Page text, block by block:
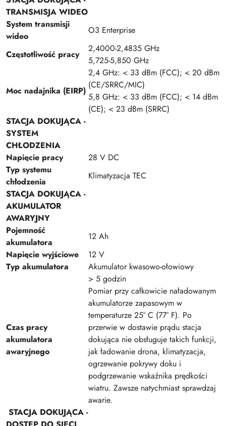
TRANSMISJA WIDEO
System transmisji
wideo
O3 Enterprise
Częstotliwość pracy
2,4000-2,4835 GHz
5,725-5,850 GHz
Moc nadajnika (EIRP)
2,4 GHz: < 33 dBm (FCC); < 20 dBm
(CE/SRRC/MIC)
5,8 GHz: < 33 dBm (FCC); < 14 dBm
(CE); < 23 dBm (SRRC)
STACJA DOKUJĄCA -
SYSTEM
CHŁODZENIA
Napięcie pracy
28 V DC
Typ systemu
chłodzenia
Klimatyzacja TEC
STACJA DOKUJĄCA -
AKUMULATOR
AWARYJNY
Pojemność
akumulatora
12 Ah
Napięcie wyjściowe
12 V
Typ akumulatora
Akumulator kwasowo-ołowiowy
Czas pracy
akumulatora
awaryjnego
> 5 godzin
Pomiar przy całkowicie naładowanym
akumulatorze zapasowym w
temperaturze 25° C (77° F). ‌Po
przerwie w dostawie prądu stacja
dokująca nie obsługuje takich funkcji,
jak ładowanie drona, klimatyzacja,
ogrzewanie pokrywy doku i
podgrzewanie wskaźnika prędkości
wiatru. Zawsze natychmiast sprawdzaj
awarie.
STACJA DOKUJĄCA -